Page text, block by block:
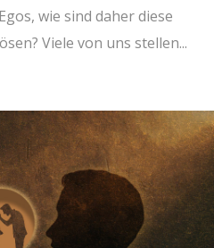
wie sind daher diese
Viele von uns stellen...